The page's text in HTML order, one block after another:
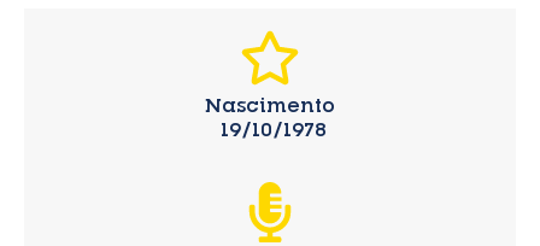
Nascimento
19/10/1978